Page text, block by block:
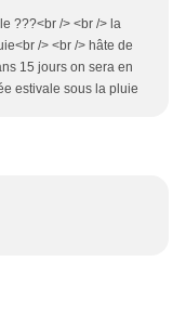
???<br /> <br /> la
/> <br /> hâte de
15 jours on sera en
estivale sous la pluie